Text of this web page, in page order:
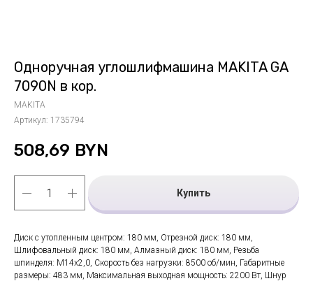
Одноручная углошлифмашина MAKITA GA
7090N в кор.
MAKITA
Артикул: 1735794
508,69 BYN
Купить
Диск с утопленным центром: 180 мм, Отрезной диск: 180 мм,
Шлифовальный диск: 180 мм, Алмазный диск: 180 мм, Резьба
шпинделя: М14х2,0, Скорость без нагрузки: 8500 об/мин, Габаритные
размеры: 483 мм, Максимальная выходная мощность: 2200 Вт, Шнур